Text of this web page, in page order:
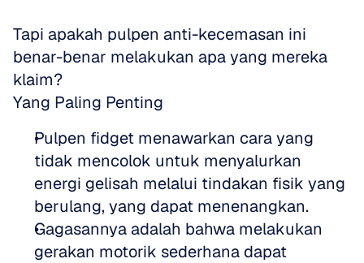
Tapi apakah pulpen anti-kecemasan ini
benar-benar melakukan apa yang mereka
klaim?
Yang Paling Penting
Pulpen fidget menawarkan cara yang
tidak mencolok untuk menyalurkan
energi gelisah melalui tindakan fisik yang
berulang, yang dapat menenangkan.
Gagasannya adalah bahwa melakukan
gerakan motorik sederhana dapat